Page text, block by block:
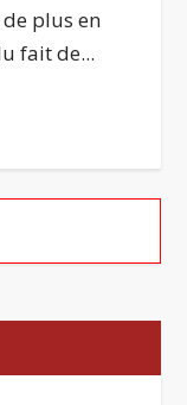
plus en
fait de...